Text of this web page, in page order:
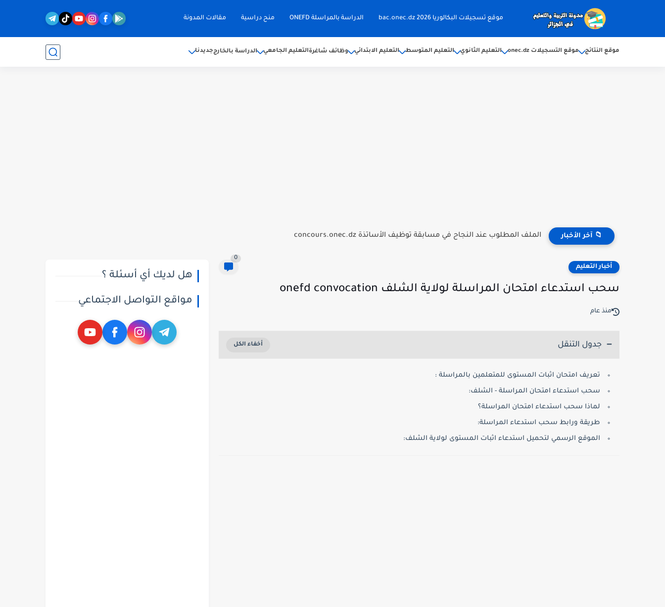
موقع تسجيلات البكالوريا 2026 bac.onec.dz الدراسة بالمراسلة ONEFD منح دراسية مقالات المدونة
موقع النتائج موقع التسجيلات onec.dz التعليم الثانوي التعليم المتوسط التعليم الابتدائي وظائف شاغرةالتعليم الجامعي الدراسة بالخارججديدنا
📁 آخر الأخبار الملف المطلوب عند النجاح في مسابقة توظيف الأساتذة concours.onec.dz
أخبار التعليم
0
سحب استدعاء امتحان المراسلة لولاية الشلف onefd convocation
منذ عام
جدول التنقل
تعريف امتحان اثبات المستوى للمتعلمين بالمراسلة :
سحب استدعاء امتحان المراسلة - الشلف:
لماذا سحب استدعاء امتحان المراسلة؟
طريقة ورابط سحب استدعاء المراسلة:
الموقع الرسمي لتحميل استدعاء اثبات المستوى لولاية الشلف:
هل لديك أي أسئلة ؟
مواقع التواصل الاجتماعي